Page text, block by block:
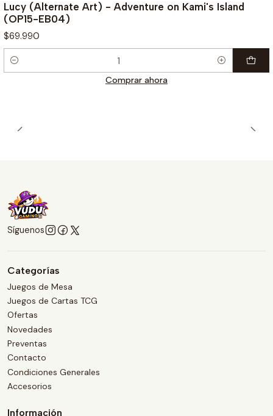
Lucy (Alternate Art) - Adventure on Kami's Island
(OP15-EB04)
$69.990
Cantidad
Comprar ahora
Síguenos
Categorías
Juegos de Mesa
Juegos de Cartas TCG
Ofertas
Novedades
Preventas
Contacto
Condiciones Generales
Accesorios
Información